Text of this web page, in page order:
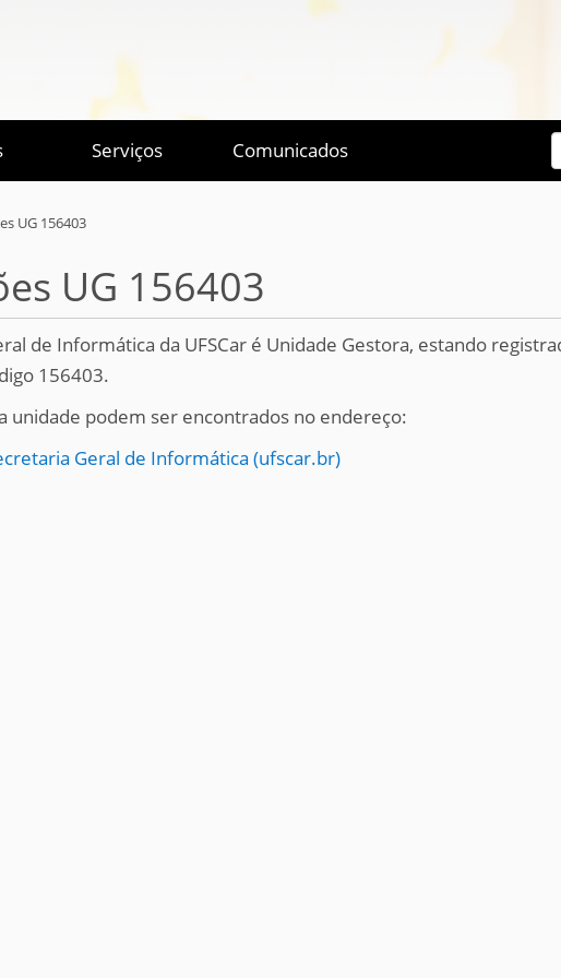
Serviços Comunicados
UG 156403
UG 156403
de Informática da UFSCar é Unidade Gestora, estando
156403.
unidade podem ser encontrados no endereço:
Geral de Informática (ufscar.br)